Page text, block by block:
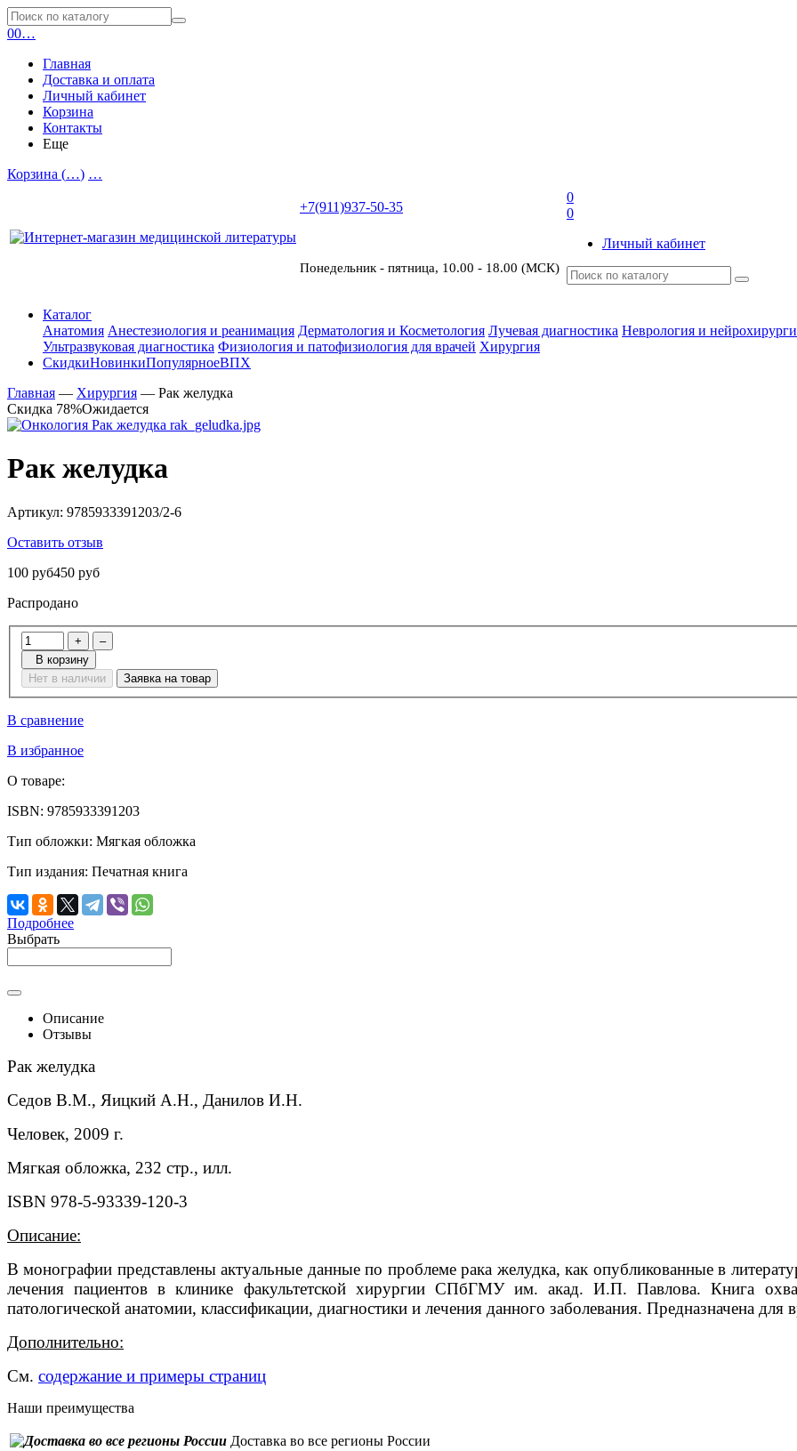
00…
Главная
Доставка и оплата
Личный кабинет
Корзина
Контакты
Еще
Корзина (…) …
+7(911)937-50-35
Понедельник - пятница, 10.00 - 18.00 (МСК)
0
0
Личный кабинет
Каталог
Анатомия Анестезиология и реанимация Дерматология и Косметология Лучевая диагностика Неврология и
Ультразвуковая диагностика Физиология и патофизиология для врачей Хирургия
СкидкиНовинкиПопулярноеВПХ
Главная — Хирургия — Рак желудка
Скидка 78%Ожидается
Рак желудка
Артикул: 9785933391203/2-6
Оставить отзыв
100 руб450 руб
Распродано
+
–
В корзину
Нет в наличии
Заявка на товар
В сравнение
В избранное
О товаре:
ISBN: 9785933391203
Тип обложки: Мягкая обложка
Тип издания: Печатная книга
Подробнее
Выбрать
Описание
Отзывы
Рак желудка
Седов В.М., Яицкий А.Н., Данилов И.Н.
Человек, 2009 г.
Мягкая обложка, 232 стр., илл.
ISBN 978-5-93339-120-3
Описание:
В монографии представлены актуальные данные по проблеме рака желудка, как опубликованные в
лечения пациентов в клинике факультетской хирургии СПбГМУ им. акад. И.П. Павлова. Книга
патологической анатомии, классификации, диагностики и лечения данного заболевания. Предназначена для
Дополнительно:
См. содержание и примеры страниц
Наши преимущества
Доставка во все регионы России